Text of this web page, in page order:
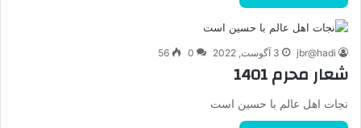
jbr@hadi 3 آگوست, 2022 0
56
شعار محرم 1401
نجات اهل عالم با حسین است